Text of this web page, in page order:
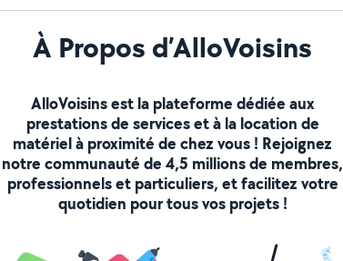
À Propos d’AlloVoisins
AlloVoisins est la plateforme dédiée aux
prestations de services et à la location de
matériel à proximité de chez vous ! Rejoignez
notre communauté de 4,5 millions de membres,
professionnels et particuliers, et facilitez votre
quotidien pour tous vos projets !